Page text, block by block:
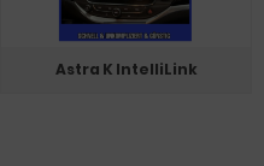
Astra K IntelliLink